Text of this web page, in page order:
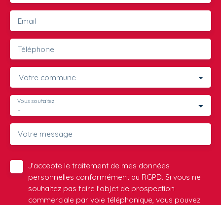
Email
Téléphone
Votre commune
-
Vous souhaitez
Votre message
J'accepte le traitement de mes données
personnelles conformément au RGPD. Si vous ne
souhaitez pas faire l'objet de prospection
commerciale par voie téléphonique, vous pouvez